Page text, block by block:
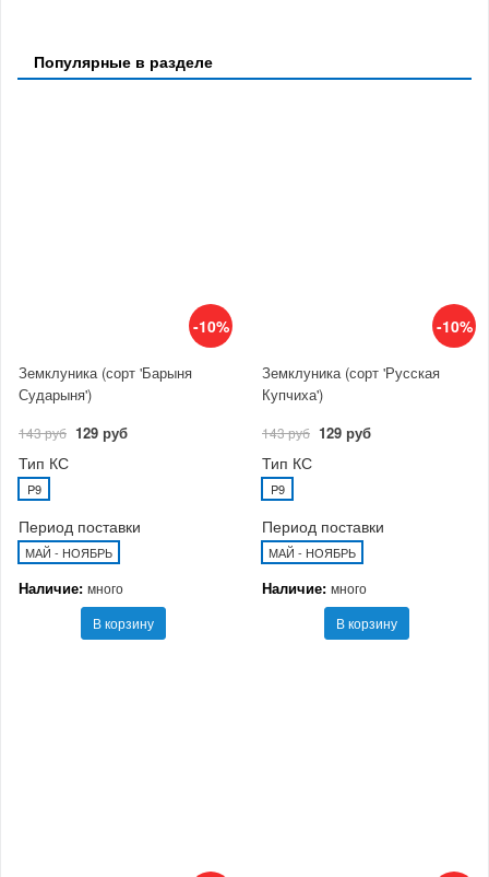
Популярные в разделе
-10%
Земклуника (сорт 'Барыня
Сударыня')
143 руб 129 руб
Тип КС
P9
Период поставки
МАЙ - НОЯБРЬ
Наличие: много
В корзину
-10%
Земклуника (сорт 'Русская
Купчиха')
143 руб 129 руб
Тип КС
P9
Период поставки
МАЙ - НОЯБРЬ
Наличие: много
В корзину